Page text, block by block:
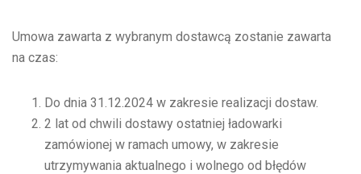
Umowa zawarta z wybranym dostawcą zostanie zawarta
na czas:
Do dnia 31.12.2024 w zakresie realizacji dostaw.
2 lat od chwili dostawy ostatniej ładowarki
zamówionej w ramach umowy, w zakresie
utrzymywania aktualnego i wolnego od błędów